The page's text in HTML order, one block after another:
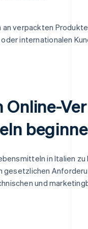
an verpackten
internationalen
Online-
in Italien zu
gesetzlichen
und